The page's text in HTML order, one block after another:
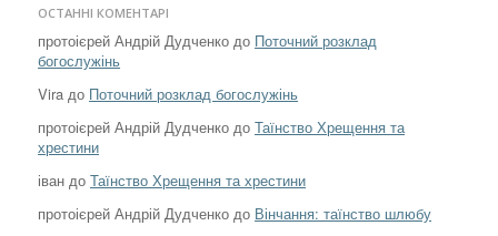
ОСТАННІ КОМЕНТАРІ
протоієрей Андрій Дудченко до Поточний розклад
богослужінь
Vira до Поточний розклад богослужінь
протоієрей Андрій Дудченко доТаїнство Хрещення та
хрестини
іван доТаїнство Хрещення та хрестини
протоієрей Андрій Дудченко до Вінчання: таїнство шлюбу